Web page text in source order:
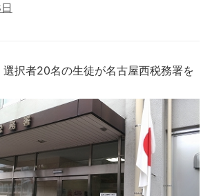
選択者20名の生徒が名古屋西税務署を